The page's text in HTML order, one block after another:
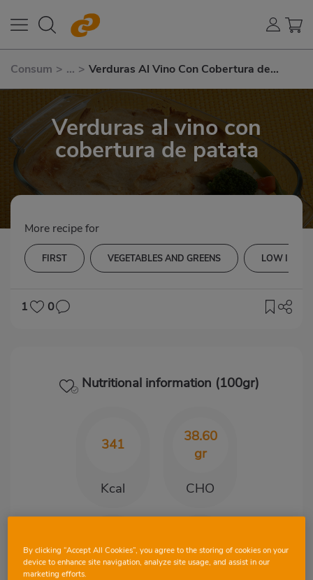
Consum > ... > Verduras Al Vino Con Cobertura de
Patata
Verduras al vino con
cobertura de patata
More recipe for
FIRST VEGETABLES AND GREENS LOW IN
1 0
Nutritional information (100gr)
341
Kcal
38.60
gr
CHO
11.10
gr
12.74
gr
By clicking “Accept All Cookies”, you agree to the storing of cookies on your
device to enhance site navigation, analyze site usage, and assist in our
marketing efforts.